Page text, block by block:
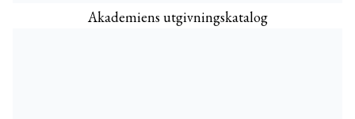
Akademiens utgivningskatalog